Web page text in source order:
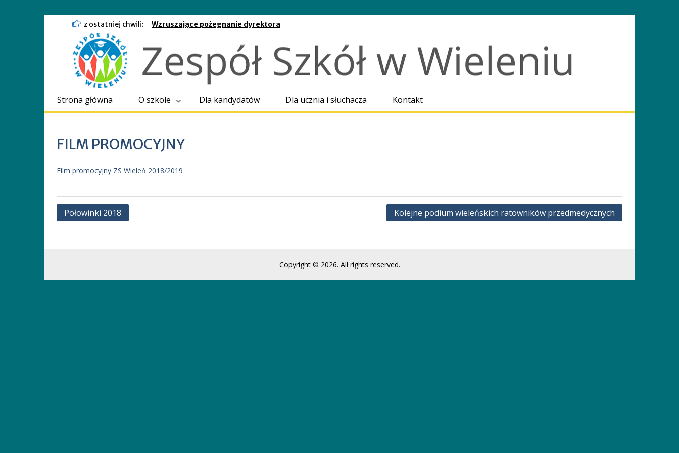
z ostatniej chwili:
Wzruszające pożegnanie dyrektora
latach kierowania szkołą
Sekretariat nieczynny
Strona główna O szkole Dla kandydatów Dla ucznia i słuchacza Kontakt
FILM PROMOCYJNY
Film promocyjny ZS Wieleń 2018/2019
Nawigacja
Połowinki 2018 Kolejne podium wieleńskich ratowników przedmedycznych
Copyright © 2026. All rights reserved.